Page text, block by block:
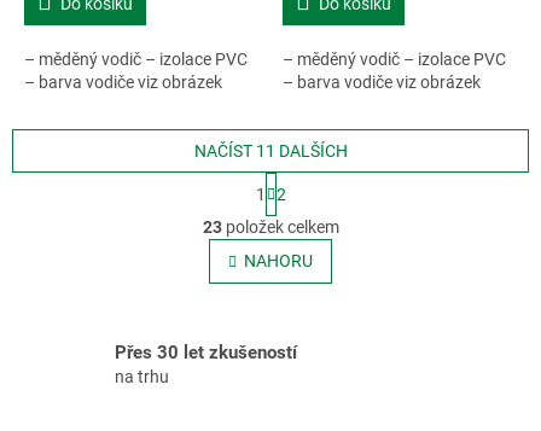
Do košíku
– měděný vodič – izolace PVC
– barva vodiče viz obrázek
Do košíku
– měděný vodič – izolace PVC
– barva vodiče viz obrázek
O
v
l
á
c
NAČÍST 11 DALŠÍCH
t
r
á
n
k
á
1
2
23položek celkem
NAHORU
Přes 30 let zkušeností
na trhu